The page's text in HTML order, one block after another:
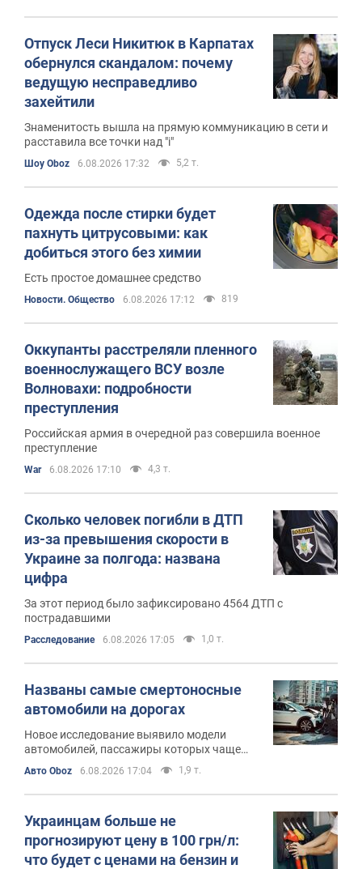
Отпуск Леси Никитюк в Карпатах
обернулся скандалом: почему
ведущую несправедливо
захейтили
Знаменитость вышла на прямую коммуникацию в сети и
расставила все точки над "i"
Шоу Oboz 6.08.2026 17:32 5,2 т.
Одежда после стирки будет
пахнуть цитрусовыми: как
добиться этого без химии
Есть простое домашнее средство
Новости. Общество 6.08.2026 17:12 819
Оккупанты расстреляли пленного
военнослужащего ВСУ возле
Волновахи: подробности
преступления
Российская армия в очередной раз совершила военное
преступление
War 6.08.2026 17:10 4,3 т.
Сколько человек погибли в ДТП
из-за превышения скорости в
Украине за полгода: названа
цифра
За этот период было зафиксировано 4564 ДТП с
пострадавшими
Расследование 6.08.2026 17:05 1,0 т.
Названы самые смертоносные
автомобили на дорогах
Новое исследование выявило модели
автомобилей, пассажиры которых чаще
всего гибнут в дорожно-транспортных
происшествиях
Авто Oboz 6.08.2026 17:04 1,9 т.
Украинцам больше не
прогнозируют цену в 100 грн/л:
что будет с ценами на бензин и